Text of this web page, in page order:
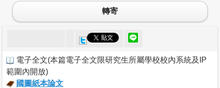
轉寄
電子全文(本篇電子全文限研究生所屬學校校內系統及IP
範圍內開放)
國圖紙本論文